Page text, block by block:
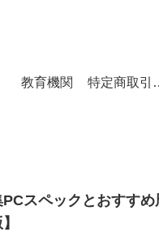
教育機関 特定商
スペックとおすす